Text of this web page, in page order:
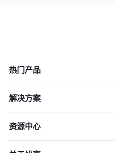
热门产品
解决方案
资源中心